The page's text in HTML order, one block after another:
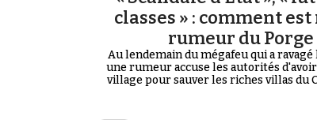
classes » : comment est
rumeur du Porge
Au lendemain du mégafeu qui a ravagé
une rumeur accuse les autorités
village pour sauver les riches villas du